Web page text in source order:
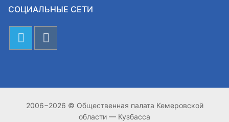
СОЦИАЛЬНЫЕ СЕТИ
2006−2026 © Общественная палата Кемеровской
области — Кузбасса